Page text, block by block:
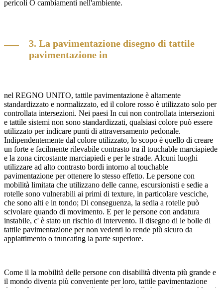
pericoli O cambiamenti nell'ambiente.
3. La pavimentazione disegno di tattile
pavimentazione in
nel REGNO UNITO, tattile pavimentazione è altamente
standardizzato e normalizzato, ed il colore rosso è utilizzato solo per
controllata intersezioni. Nei paesi In cui non controllata intersezioni
e tattile sistemi non sono standardizzati, qualsiasi colore può essere
utilizzato per indicare punti di attraversamento pedonale.
Indipendentemente dal colore utilizzato, lo scopo è quello di creare
un forte e facilmente rilevabile contrasto tra il touchable marciapiede
e la zona circostante marciapiedi e per le strade. Alcuni luoghi
utilizzare ad alto contrasto bordi intorno al touchable
pavimentazione per ottenere lo stesso effetto. Le persone con
mobilità limitata che utilizzano delle canne, escursionisti e sedie a
rotelle sono vulnerabili ai primi di texture, in particolare vesciche,
che sono alti e in tondo; Di conseguenza, la sedia a rotelle può
scivolare quando di movimento. E per le persone con andatura
instabile, c' è stato un rischio di intervento. Il disegno di le bolle di
tattile pavimentazione per non vedenti lo rende più sicuro da
appiattimento o truncating la parte superiore.
Come il la mobilità delle persone con disabilità diventa più grande e
il mondo diventa più conveniente per loro, tattile pavimentazione